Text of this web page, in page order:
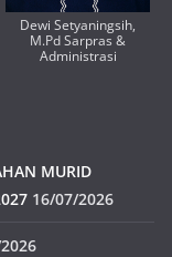
Dewi Setyaningsih,
M.Pd Sarpras &
Administrasi
MURID
16/07/2026